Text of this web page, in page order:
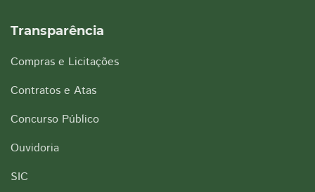
Transparência
Compras e Licitações
Contratos e Atas
Concurso Público
Ouvidoria
SIC